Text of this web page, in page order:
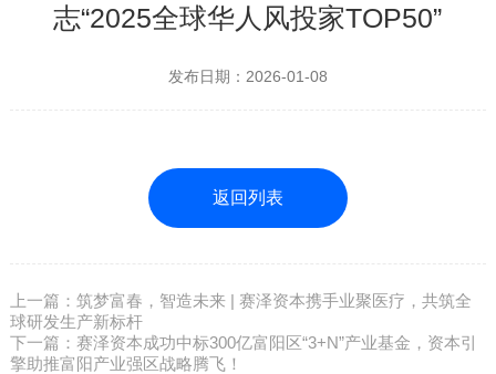
志“2025全球华人风投家TOP50”
发布日期：2026-01-08
返回列表
上一篇：筑梦富春，智造未来 | 赛泽资本携手业聚医疗，共筑全
球研发生产新标杆
下一篇：赛泽资本成功中标300亿富阳区“3+N”产业基金，资本引
擎助推富阳产业强区战略腾飞！